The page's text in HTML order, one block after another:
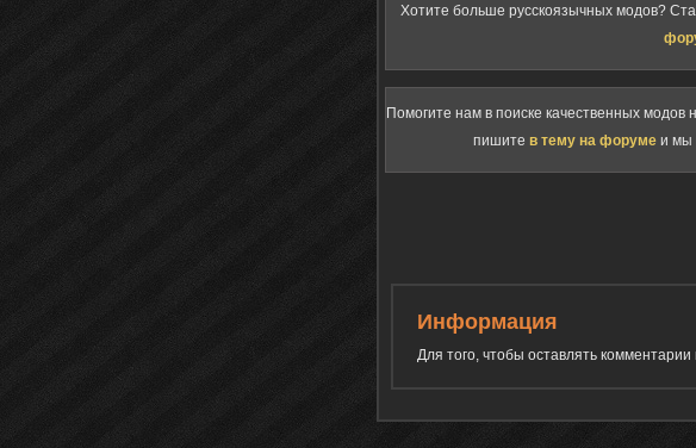
Хотите больше русскоязычных модов?
Помогите нам в поиске качественных
пишите в тему на форуме и мы
Информация
Для того, чтобы оставлять